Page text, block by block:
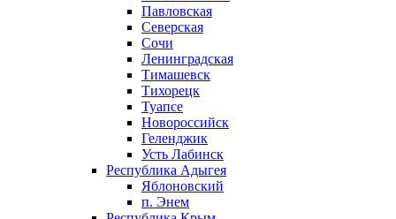
Павловская
Северская
Сочи
Ленинградская
Тимашевск
Тихорецк
Туапсе
Новороссийск
Геленджик
Усть Лабинск
Республика Адыгея
Яблоновский
п. Энем